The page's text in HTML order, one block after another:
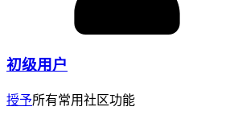
初级用户
授予所有常用社区功能